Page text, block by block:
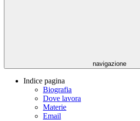
navigazione
Indice pagina
Biografia
Dove lavora
Materie
Email